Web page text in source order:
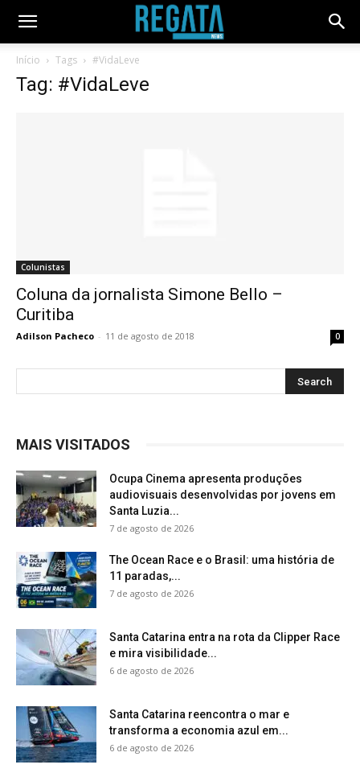
Início Tags #VidaLeve
Tag: #VidaLeve
Colunistas
Coluna da jornalista Simone Bello –
Curitiba
Adilson Pacheco - 11 de agosto de 2018 0
MAIS VISITADOS
Ocupa Cinema apresenta produções
audiovisuais desenvolvidas por jovens em
Santa Luzia...
7 de agosto de 2026
The Ocean Race e o Brasil: uma história de
11 paradas,...
7 de agosto de 2026
Santa Catarina entra na rota da Clipper Race
e mira visibilidade...
6 de agosto de 2026
Santa Catarina reencontra o mar e
transforma a economia azul em...
6 de agosto de 2026